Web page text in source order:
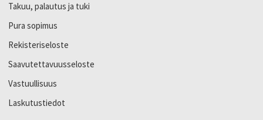
Takuu, palautus ja tuki
Pura sopimus
Rekisteriseloste
Saavutettavuusseloste
Vastuullisuus
Laskutustiedot